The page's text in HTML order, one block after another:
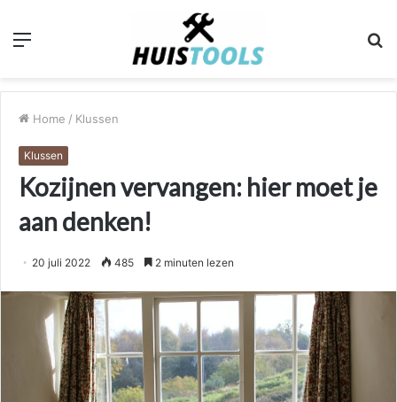
Menu
Home / Klussen
Klussen
Kozijnen vervangen: hier moet je
aan denken!
20 juli 2022 485 2 minuten lezen